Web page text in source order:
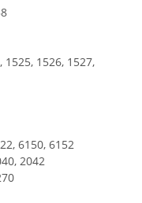
1525, 1526, 1527,
6150, 6152
2042